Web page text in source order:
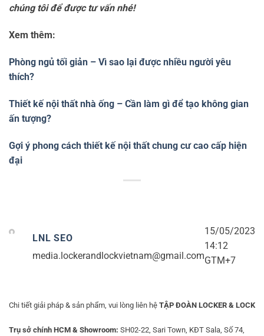
chúng tôi để được tư vấn nhé!
Xem thêm:
Phòng ngủ tối giản – Vì sao lại được nhiều người yêu
thích?
Thiết kế nội thất nhà ống – Cần làm gì để tạo không gian
ấn tượng?
Gợi ý phong cách thiết kế nội thất chung cư cao cấp hiện
đại
LNL SEO
media.lockerandlockvietnam@gmail.com
15/05/2023
14:12
GTM+7
Chi tiết giải pháp & sản phẩm, vui lòng liên hệ TẬP ĐOÀN LOCKER & LOCK
Trụ sở chính HCM & Showroom: SH02-22, Sari Town, KĐT Sala, Số 74,